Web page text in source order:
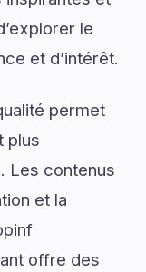
le
et d’intérêt.
permet
plus
Les contenus
et la
offre des